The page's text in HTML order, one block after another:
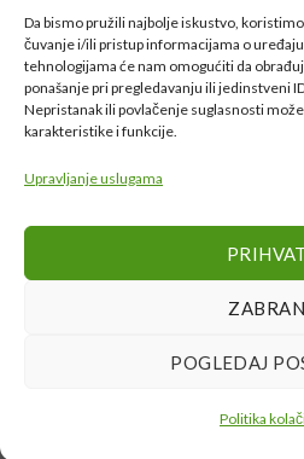
Da bismo pružili najbolje iskustvo,
čuvanje i/ili pristup informacijama o
tehnologijama će nam omogućiti da
ponašanje pri pregledavanju ili jedinstveni
Nepristanak ili povlačenje suglasnosti
karakteristike i funkcije.
Upravljanje uslugama
POGLEDAJ
Politika
Info
o
radu
reciklažnih
dvorišta
i
01
kol
Požar na Odlagalištu
Komentari isključeniza
Požar
na
KORISNI LINKOVI
Ministarstvo gospodarstva i
Fond za zaštitu okoliša i
Copyright 2026 ©